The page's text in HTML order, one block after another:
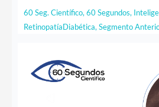
60 Seg. Científico, 60 Segundos,
RetinopatíaDiabética, Segmento